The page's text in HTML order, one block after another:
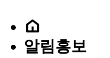
알림홍보